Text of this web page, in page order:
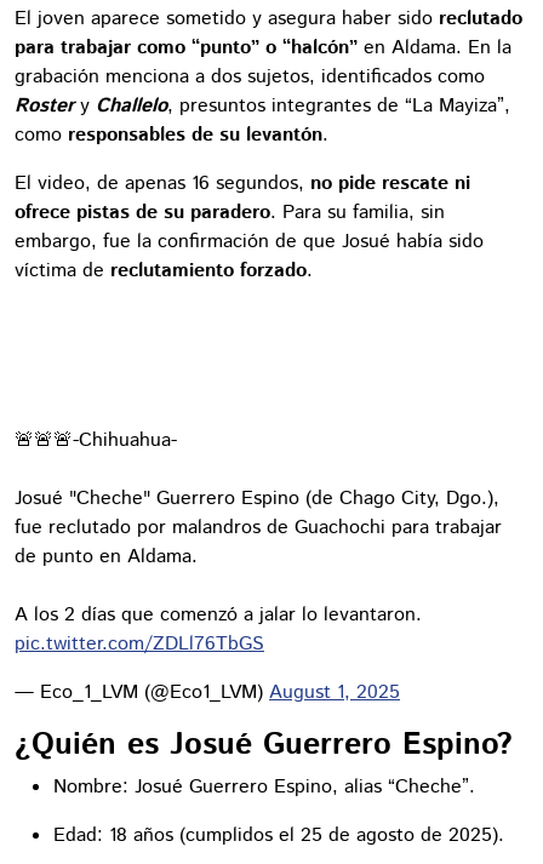
El joven aparece sometido y asegura haber sido reclutado
para trabajar como “punto” o “halcón” en Aldama. En la
grabación menciona a dos sujetos, identificados como
Roster y Challelo, presuntos integrantes de “La Mayiza”,
como responsables de su levantón.
El video, de apenas 16 segundos, no pide rescate ni
ofrece pistas de su paradero. Para su familia, sin
embargo, fue la confirmación de que Josué había sido
víctima de reclutamiento forzado.
🚨🚨🚨-Chihuahua-
Josué "Cheche" Guerrero Espino (de Chago City, Dgo.),
fue reclutado por malandros de Guachochi para trabajar
de punto en Aldama.
A los 2 días que comenzó a jalar lo levantaron.
pic.twitter.com/ZDLl76TbGS
— Eco_1_LVM (@Eco1_LVM) August 1, 2025
¿Quién es Josué Guerrero Espino?
Nombre: Josué Guerrero Espino, alias “Cheche”.
Edad: 18 años (cumplidos el 25 de agosto de 2025).